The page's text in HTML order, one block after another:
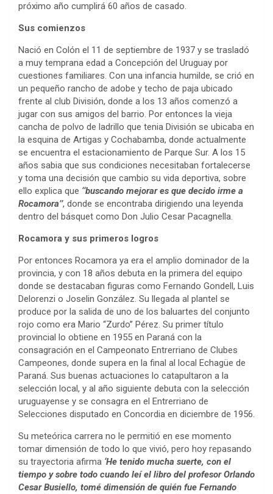
próximo año cumplirá 60 años de casado.
Sus comienzos
Nació en Colón el 11 de septiembre de 1937 y se trasladó
a muy temprana edad a Concepción del Uruguay por
cuestiones familiares. Con una infancia humilde, se crió en
un pequeño rancho de adobe y techo de paja ubicado
frente al club División, donde a los 13 años comenzó a
jugar con sus amigos del barrio. Por entonces la vieja
cancha de polvo de ladrillo que tenia División se ubicaba en
la esquina de Artigas y Cochabamba, donde actualmente
se encuentra el estacionamiento de Parque Sur. A los 15
años sabia que sus condiciones necesitaban fortalecerse
y toma una decisión que cambio su vida deportiva, sobre
ello explica que ‘‘buscando mejorar es que decido irme a
Rocamora’’, donde se encontraba dirigiendo una leyenda
dentro del básquet como Don Julio Cesar Pacagnella.
Rocamora y sus primeros logros
Por entonces Rocamora ya era el amplio dominador de la
provincia, y con 18 años debuta en la primera del equipo
donde se destacaban figuras como Fernando Gondell, Luis
Delorenzi o Joselin González. Su llegada al plantel se
produce por la salida de uno de los baluartes del conjunto
rojo como era Mario ‘‘Zurdo’’ Pérez. Su primer título
provincial lo obtiene en 1955 en Paraná con la
consagración en el Campeonato Entrerriano de Clubes
Campeones, donde supera en la final al local Echagüe de
Paraná. Sus buenas actuaciones lo catapultaron a la
selección local, y al año siguiente debuta con la selección
uruguayense y se consagra en el Entrerriano de
Selecciones disputado en Concordia en diciembre de 1956.
Su meteórica carrera no le permitió en ese momento
tomar dimensión de todo lo que vivió, pero hoy repasando
su trayectoria afirma ‘He tenido mucha suerte, con el
tiempo y sobre todo cuando leí el libro del profesor Orlando
Cesar Busiello, tomé dimensión de quién fue Fernando